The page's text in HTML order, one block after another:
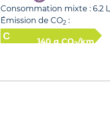
Consommation mixte : 6.2
Émission de CO2 :
140 g CO2/km